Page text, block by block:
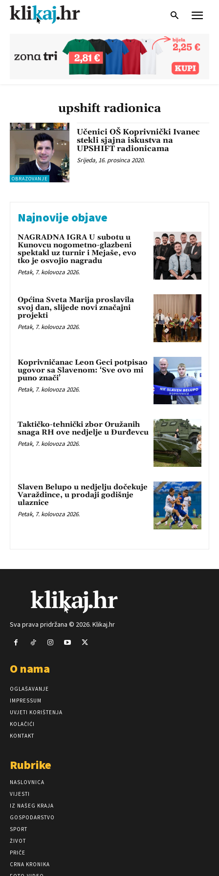
upshift radionica
OBRAZOVANJE
Učenici OŠ Koprivnički Ivanec
stekli sjajna iskustva na
UPSHIFT radionicama
Srijeda, 16. prosinca 2020.
Najnovije objave
NAGRADNA IGRA U subotu u
Kunovcu nogometno-glazbeni
spektakl uz turnir i Mejaše, evo
tko je osvojio nagradu
Petak, 7. kolovoza 2026.
Općina Sveta Marija proslavila
svoj dan, slijede novi značajni
projekti
Petak, 7. kolovoza 2026.
Koprivničanac Leon Geci potpisao
ugovor sa Slavenom: ‘Sve ovo mi
puno znači’
Petak, 7. kolovoza 2026.
Taktičko-tehnički zbor Oružanih
snaga RH ove nedjelje u Đurđevcu
Petak, 7. kolovoza 2026.
Slaven Belupo u nedjelju dočekuje
Varaždince, u prodaji godišnje
ulaznice
Petak, 7. kolovoza 2026.
Sva prava pridržana © 2026. Klikaj.hr
O nama
OGLAŠAVANJE
IMPRESSUM
UVJETI KORIŠTENJA
KOLAČIĆI
KONTAKT
Rubrike
NASLOVNICA
VIJESTI
IZ NAŠEG KRAJA
GOSPODARSTVO
SPORT
ŽIVOT
PRIČE
CRNA KRONIKA